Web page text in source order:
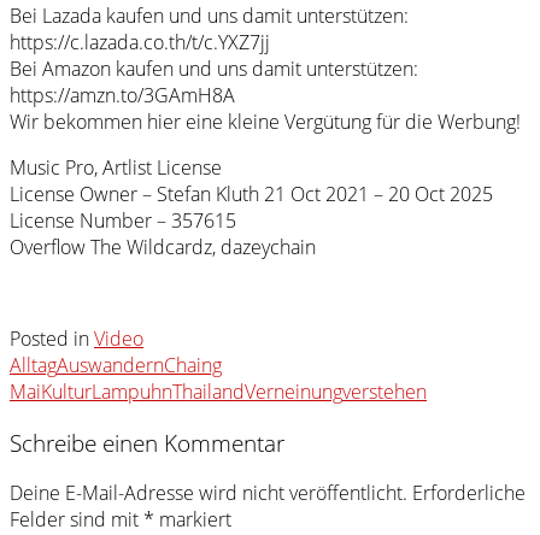
Bei Lazada kaufen und uns damit unterstützen:
https://c.lazada.co.th/t/c.YXZ7jj
Bei Amazon kaufen und uns damit unterstützen:
https://amzn.to/3GAmH8A
Wir bekommen hier eine kleine Vergütung für die Werbung!
Music Pro, Artlist License
License Owner – Stefan Kluth 21 Oct 2021 – 20 Oct 2025
License Number – 357615
Overflow The Wildcardz, dazeychain
Posted inVideo
AlltagAuswandernChaing
MaiKulturLampuhnThailandVerneinungverstehen
Schreibe einen Kommentar
Deine E-Mail-Adresse wird nicht veröffentlicht. Erforderliche
Felder sind mit * markiert